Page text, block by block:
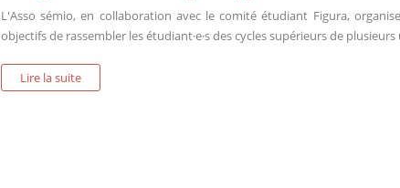
L'Asso sémio, en collaboration avec le comité étudiant Figura,
objectifs de rassembler les étudiant·e·s des cycles supérieurs de
Lire la suite